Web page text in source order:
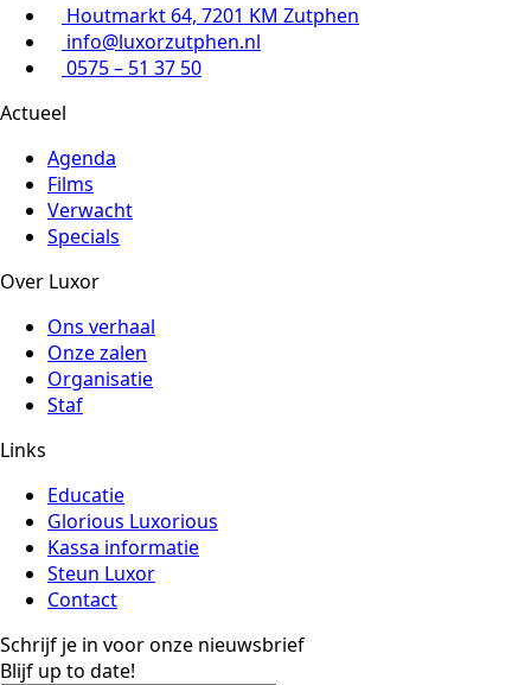
Houtmarkt 64, 7201 KM Zutphen
info@luxorzutphen.nl
0575 – 51 37 50
Actueel
Agenda
Films
Verwacht
Specials
Over Luxor
Ons verhaal
Onze zalen
Organisatie
Staf
Links
Educatie
Glorious Luxorious
Kassa informatie
Steun Luxor
Contact
Schrijf je in voor onze nieuwsbrief
Blijf up to date!